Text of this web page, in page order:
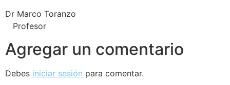
Dr Marco Toranzo
Profesor
Agregar un comentario
Debes iniciar sesión para comentar.